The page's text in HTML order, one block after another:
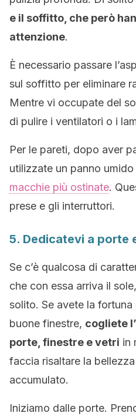
e il soffitto, che però
attenzione.
È necessario passare
sul soffitto per eliminare
Mentre vi occupate del
di pulire i ventilatori o i
Per le pareti, dopo aver
utilizzate un panno umido
macchie più ostinate.
prese e gli interruttori.
5. Dedicatevi a porte
Se c’è qualcosa di
che con essa arriva il
solito. Se avete la
buone finestre, cogliete
porte, finestre e vetri in
faccia risaltare la
accumulato.
Iniziamo dalle porte.